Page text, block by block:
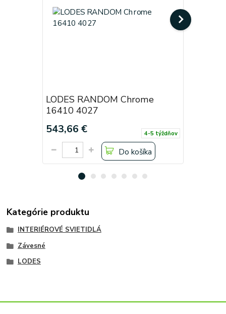
LODES RANDOM Chrome
16410 4027
543,66 € 4-5 týždňov
Do košíka
Kategórie produktu
INTERIÉROVÉ SVIETIDLÁ
Závesné
LODES